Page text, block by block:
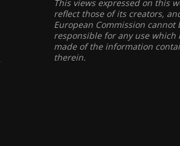
This views expressed on this
reflect those of its creators,
European Commission cannot
responsible for any use which
made of the information
therein.